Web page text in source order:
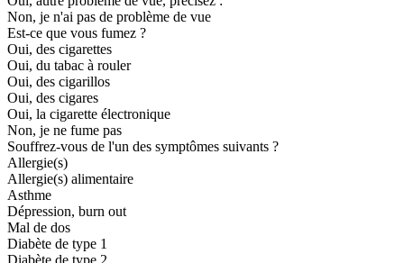
Non, je n'ai pas de problème de vue
Est-ce que vous fumez ?
Oui, des cigarettes
Oui, du tabac à rouler
Oui, des cigarillos
Oui, des cigares
Oui, la cigarette électronique
Non, je ne fume pas
Souffrez-vous de l'un des symptômes suivants ?
Allergie(s)
Allergie(s) alimentaire
Asthme
Dépression, burn out
Mal de dos
Diabète de type 1
Diabète de type 2